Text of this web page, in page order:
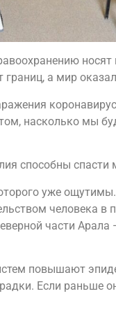
а мир
насколько мы
способны
уже
человека в
части
повышают
Если раньше